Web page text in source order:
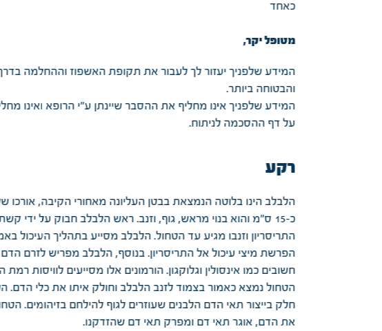
כאחד
מטופל יקר,
המידע שלפניך יעזור לך לעבור את תקופת האשפוז וההחלמה
והבטוחה ביותר.
המידע שלפניך אינו מחליף את ההסבר שיינתן ע״י הרופא ואינו
על דף ההסכמה לניתוח.
רקע
הלבלב הינו בלוטה הנמצאת בבטן העליונה מאחורי הקיבה, אורכו
כ-15 ס"מ והוא בנוי מראש, גוף, וזנב. ראש הלבלב חבוק על ידי
התריסריון וזנבו מגיע עד הטחול. הלבלב מסייע בתהליך העיכול
הפרשת מיצי עיכול אל התריסריון. בנוסף, הלבלב מפריש לזרם הדם
חשובים כמו אינסולין וגלוקגון. הורמונים אלו מסייעים לוויסות
הטחול נמצא כאמור בצמוד לזנב הלבלב וחולק איתו את כלי הדם.
חלק בייצור תאי הדם הלבנים שעוזרים לגוף להילחם בזיהומים.
את הדם, אוגר תאי דם ומפרק תאי דם שהזדקנו.